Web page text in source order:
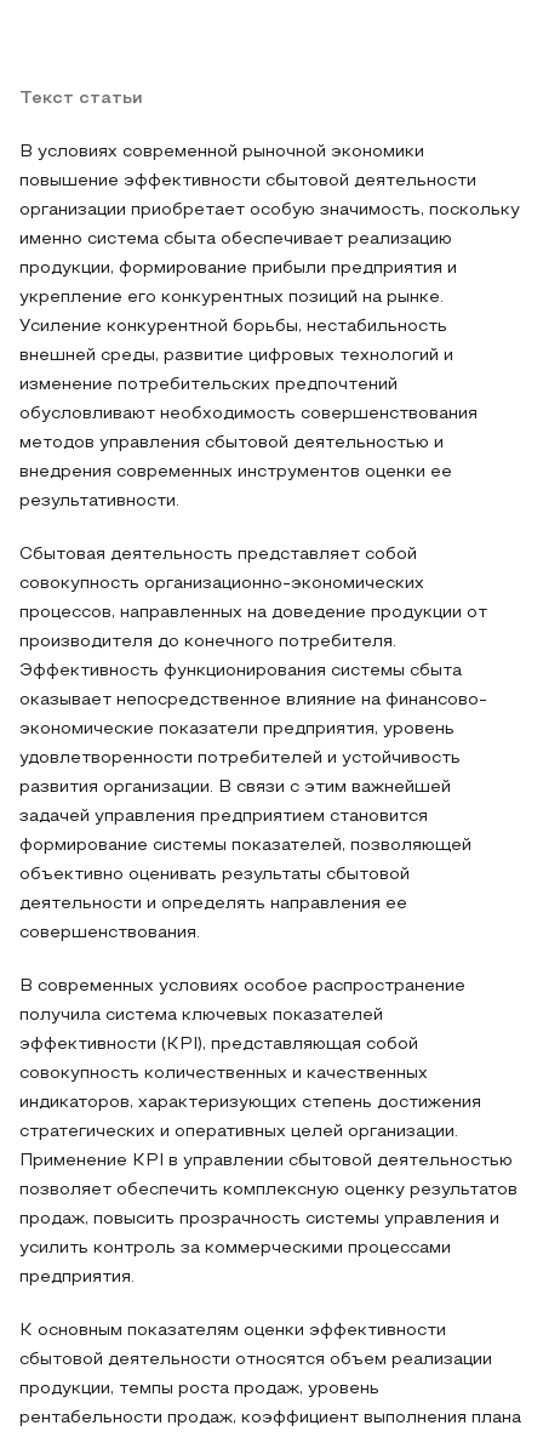
Текст статьи
В условиях современной рыночной экономики
повышение эффективности сбытовой деятельности
организации приобретает особую значимость, поскольку
именно система сбыта обеспечивает реализацию
продукции, формирование прибыли предприятия и
укрепление его конкурентных позиций на рынке.
Усиление конкурентной борьбы, нестабильность
внешней среды, развитие цифровых технологий и
изменение потребительских предпочтений
обусловливают необходимость совершенствования
методов управления сбытовой деятельностью и
внедрения современных инструментов оценки ее
результативности.
Сбытовая деятельность представляет собой
совокупность организационно-экономических
процессов, направленных на доведение продукции от
производителя до конечного потребителя.
Эффективность функционирования системы сбыта
оказывает непосредственное влияние на финансово-
экономические показатели предприятия, уровень
удовлетворенности потребителей и устойчивость
развития организации. В связи с этим важнейшей
задачей управления предприятием становится
формирование системы показателей, позволяющей
объективно оценивать результаты сбытовой
деятельности и определять направления ее
совершенствования.
В современных условиях особое распространение
получила система ключевых показателей
эффективности (KPI), представляющая собой
совокупность количественных и качественных
индикаторов, характеризующих степень достижения
стратегических и оперативных целей организации.
Применение KPI в управлении сбытовой деятельностью
позволяет обеспечить комплексную оценку результатов
продаж, повысить прозрачность системы управления и
усилить контроль за коммерческими процессами
предприятия.
К основным показателям оценки эффективности
сбытовой деятельности относятся объем реализации
продукции, темпы роста продаж, уровень
рентабельности продаж, коэффициент выполнения плана